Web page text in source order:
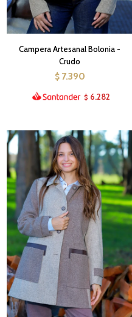
Campera Artesanal Bolonia -
Crudo
$ 7.390
$ 6.282